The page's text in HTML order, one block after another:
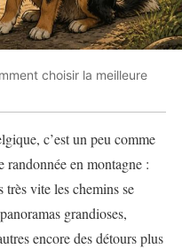
choisir la meilleure
c’est un peu comme
randonnée en montagne :
vite les chemins se
grandioses,
encore des détours plus